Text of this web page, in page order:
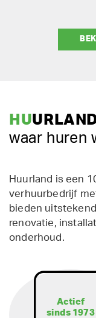
HU
waar huren
Huurland is een
verhuurbedrijf
bieden
renovatie,
onderhoud.
Actief
sinds 1973